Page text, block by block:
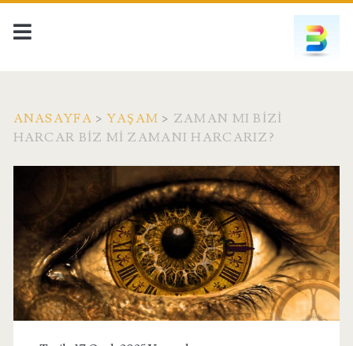
ANASAYFA >YAŞAM > ZAMAN MI BIZI
HARCAR BIZ MI ZAMANI HARCARIZ?